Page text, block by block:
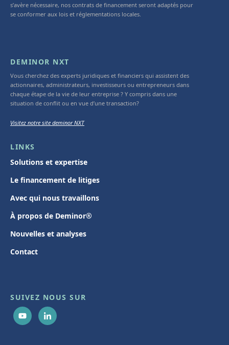
s’avère nécessaire, nos contrats de financement seront adaptés pour
se conformer aux lois et réglementations locales.
DEMINOR NXT
Vous cherchez des experts juridiques et financiers qui assistent des
actionnaires, administrateurs, investisseurs ou entrepreneurs dans
chaque étape de la vie de leur entreprise ? Y compris dans une
situation de conflit ou en vue d’une transaction?
Visitez notre site deminor NXT
LINKS
Solutions et expertise
Le financement de litiges
Avec qui nous travaillons
À propos de Deminor®
Nouvelles et analyses
Contact
SUIVEZ NOUS SUR